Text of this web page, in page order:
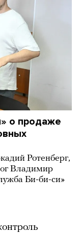
о продаже
Ротенберг,
Владимир
Би-би-си»